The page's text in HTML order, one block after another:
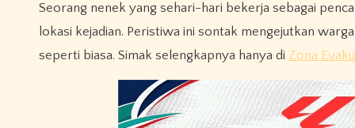
Seorang nenek yang sehari-hari bekerja sebagai
lokasi kejadian. Peristiwa ini sontak mengejutkan
seperti biasa. Simak selengkapnya hanya di Zona